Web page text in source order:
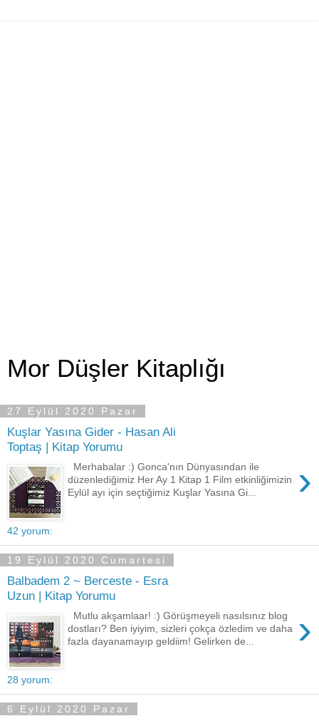
Mor Düşler Kitaplığı
27 Eylül 2020 Pazar
Kuşlar Yasına Gider - Hasan Ali
Toptaş | Kitap Yorumu
›
Merhabalar :) Gonca'nın Dünyasından ile
düzenlediğimiz Her Ay 1 Kitap 1 Film etkinliğimizin
Eylül ayı için seçtiğimiz Kuşlar Yasına Gi...
42 yorum:
19 Eylül 2020 Cumartesi
Balbadem 2 ~ Berceste - Esra
Uzun | Kitap Yorumu
›
Mutlu akşamlaar! :) Görüşmeyeli nasılsınız blog
dostları? Ben iyiyim, sizleri çokça özledim ve daha
fazla dayanamayıp geldiim! Gelirken de...
28 yorum:
6 Eylül 2020 Pazar